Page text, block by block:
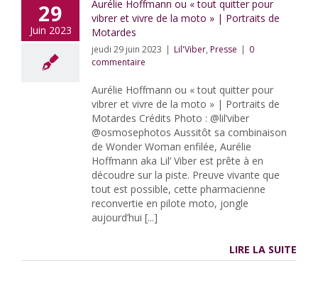
29
Juin 2023
Aurélie Hoffmann ou « tout quitter pour
vibrer et vivre de la moto » | Portraits de
Motardes
jeudi 29 juin 2023 | Lil'Viber, Presse | 0
commentaire
Aurélie Hoffmann ou « tout quitter pour
vibrer et vivre de la moto » | Portraits de
Motardes Crédits Photo : @lil’viber
@osmosephotos Aussitôt sa combinaison
de Wonder Woman enfilée, Aurélie
Hoffmann aka Lil’ Viber est prête à en
découdre sur la piste. Preuve vivante que
tout est possible, cette pharmacienne
reconvertie en pilote moto, jongle
aujourd’hui [...]
LIRE LA SUITE